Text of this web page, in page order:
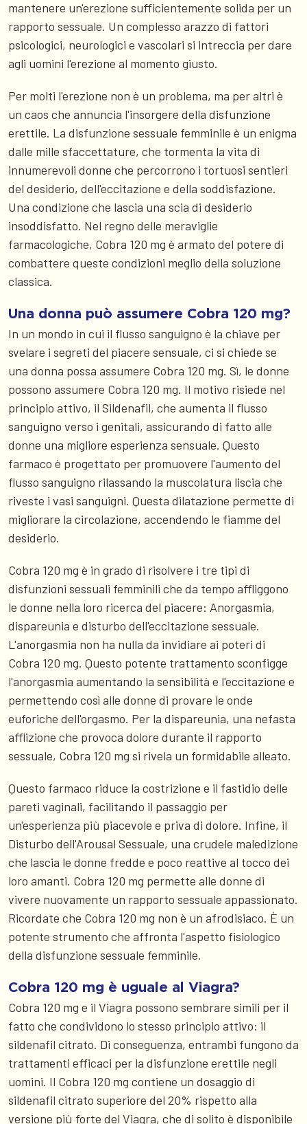
mantenere un'erezione sufficientemente solida per un
rapporto sessuale. Un complesso arazzo di fattori
psicologici, neurologici e vascolari si intreccia per dare
agli uomini l'erezione al momento giusto.
Per molti l'erezione non è un problema, ma per altri è
un caos che annuncia l'insorgere della disfunzione
erettile. La disfunzione sessuale femminile è un enigma
dalle mille sfaccettature, che tormenta la vita di
innumerevoli donne che percorrono i tortuosi sentieri
del desiderio, dell'eccitazione e della soddisfazione.
Una condizione che lascia una scia di desiderio
insoddisfatto. Nel regno delle meraviglie
farmacologiche, Cobra 120 mg è armato del potere di
combattere queste condizioni meglio della soluzione
classica.
Una donna può assumere Cobra 120 mg?
In un mondo in cui il flusso sanguigno è la chiave per
svelare i segreti del piacere sensuale, ci si chiede se
una donna possa assumere Cobra 120 mg. Sì, le donne
possono assumere Cobra 120 mg. Il motivo risiede nel
principio attivo, il Sildenafil, che aumenta il flusso
sanguigno verso i genitali, assicurando di fatto alle
donne una migliore esperienza sensuale. Questo
farmaco è progettato per promuovere l'aumento del
flusso sanguigno rilassando la muscolatura liscia che
riveste i vasi sanguigni. Questa dilatazione permette di
migliorare la circolazione, accendendo le fiamme del
desiderio.
Cobra 120 mg è in grado di risolvere i tre tipi di
disfunzioni sessuali femminili che da tempo affliggono
le donne nella loro ricerca del piacere: Anorgasmia,
dispareunia e disturbo dell'eccitazione sessuale.
L'anorgasmia non ha nulla da invidiare ai poteri di
Cobra 120 mg. Questo potente trattamento sconfigge
l'anorgasmia aumentando la sensibilità e l'eccitazione e
permettendo così alle donne di provare le onde
euforiche dell'orgasmo. Per la dispareunia, una nefasta
afflizione che provoca dolore durante il rapporto
sessuale, Cobra 120 mg si rivela un formidabile alleato.
Questo farmaco riduce la costrizione e il fastidio delle
pareti vaginali, facilitando il passaggio per
un'esperienza più piacevole e priva di dolore. Infine, il
Disturbo dell'Arousal Sessuale, una crudele maledizione
che lascia le donne fredde e poco reattive al tocco dei
loro amanti. Cobra 120 mg permette alle donne di
vivere nuovamente un rapporto sessuale appassionato.
Ricordate che Cobra 120 mg non è un afrodisiaco. È un
potente strumento che affronta l'aspetto fisiologico
della disfunzione sessuale femminile.
Cobra 120 mg è uguale al Viagra?
Cobra 120 mg e il Viagra possono sembrare simili per il
fatto che condividono lo stesso principio attivo: il
sildenafil citrato. Di conseguenza, entrambi fungono da
trattamenti efficaci per la disfunzione erettile negli
uomini. Il Cobra 120 mg contiene un dosaggio di
sildenafil citrato superiore del 20% rispetto alla
versione più forte del Viagra, che di solito è disponibile